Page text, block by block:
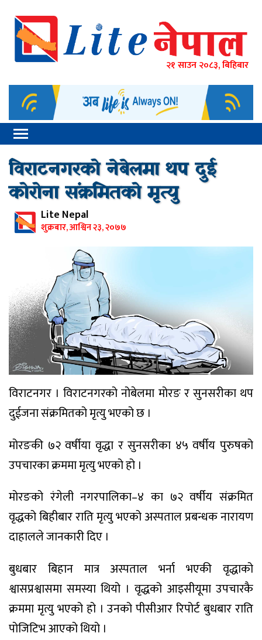
२१ साउन २०८३, बिहिबार
विराटनगरको नेबेलमा थप दुई
कोरोना संक्रमितको मृत्यु
Lite Nepal
शुक्रबार, आश्विन २३, २०७७
विराटनगर । विराटनगरको नोबेलमा मोरङ र सुनसरीका थप
दुईजना संक्रमितको मृत्यु भएको छ ।
मोरङकी ७२ वर्षीया वृद्धा र सुनसरीका ४५ वर्षीय पुरुषको
उपचारका क्रममा मृत्यु भएको हो ।
मोरङको रंगेली नगरपालिका–४ का ७२ वर्षीय संक्रमित
वृद्धको बिहीबार राति मृत्यु भएको अस्पताल प्रबन्धक नारायण
दाहालले जानकारी दिए ।
बुधबार बिहान मात्र अस्पताल भर्ना भएकी वृद्धाको
श्वासप्रश्वासमा समस्या थियो । वृद्धको आइसीयूमा उपचारकै
क्रममा मृत्यु भएको हो । उनको पीसीआर रिपोर्ट बुधबार राति
पोजिटिभ आएको थियो ।